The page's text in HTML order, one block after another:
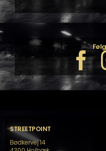
STREETPOINT
Bødkervej 14